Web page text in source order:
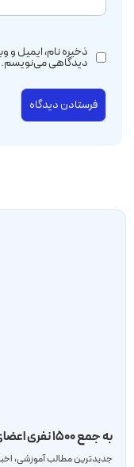
ذخیره نام، ایمیل و
دیدگاهی می‌نویسم.
به جمع ۱۵۰۰ نفری اعضای بلاگ بپیوندید
جدید‌ترین مطالب آموزشی،